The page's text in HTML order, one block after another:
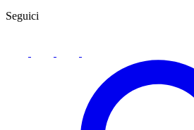
Seguici